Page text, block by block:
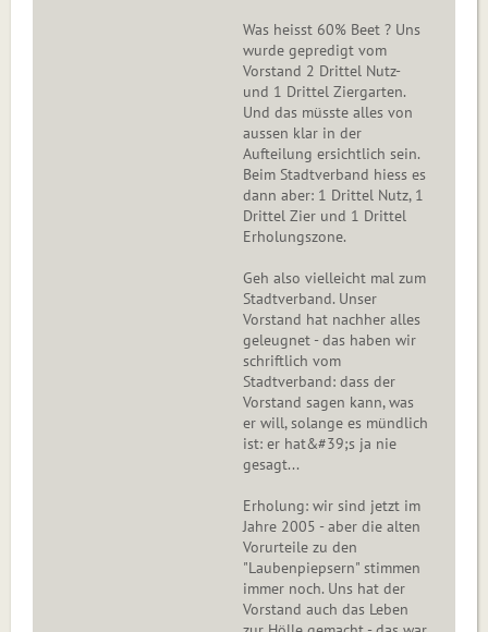
Was heisst 60% Beet ? Uns
wurde gepredigt vom
Vorstand 2 Drittel Nutz-
und 1 Drittel Ziergarten.
Und das müsste alles von
aussen klar in der
Aufteilung ersichtlich sein.
Beim Stadtverband hiess es
dann aber: 1 Drittel Nutz, 1
Drittel Zier und 1 Drittel
Erholungszone.
Geh also vielleicht mal zum
Stadtverband. Unser
Vorstand hat nachher alles
geleugnet - das haben wir
schriftlich vom
Stadtverband: dass der
Vorstand sagen kann, was
er will, solange es mündlich
ist: er hat&#39;s ja nie
gesagt...
Erholung: wir sind jetzt im
Jahre 2005 - aber die alten
Vorurteile zu den
"Laubenpiepsern" stimmen
immer noch. Uns hat der
Vorstand auch das Leben